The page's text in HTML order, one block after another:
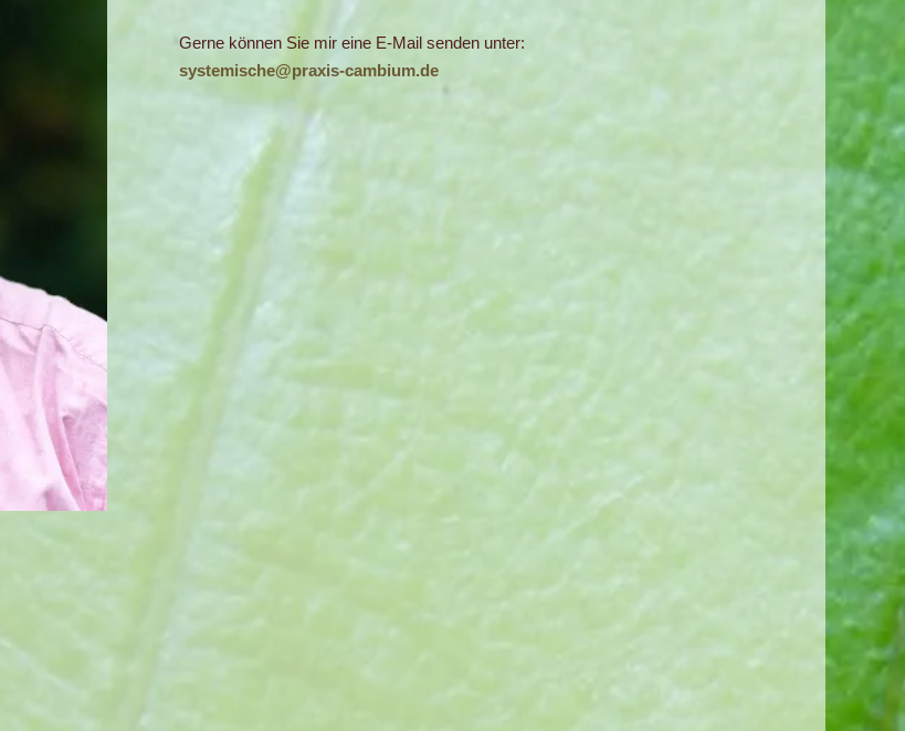
Gerne können Sie mir eine E-Mail senden unter:
systemische@praxis-cambium.de